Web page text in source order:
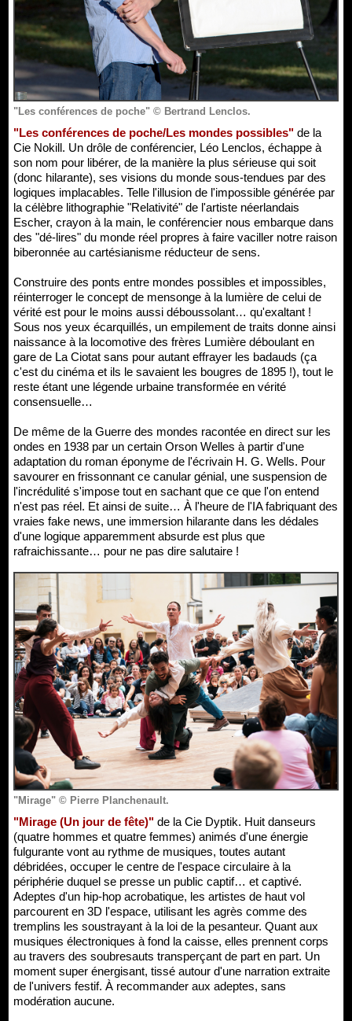
"Les conférences de poche" © Bertrand Lenclos.
"Les conférences de poche/Les mondes possibles" de la
Cie Nokill. Un drôle de conférencier, Léo Lenclos, échappe à
son nom pour libérer, de la manière la plus sérieuse qui soit
(donc hilarante), ses visions du monde sous-tendues par des
logiques implacables. Telle l'illusion de l'impossible générée par
la célèbre lithographie "Relativité" de l'artiste néerlandais
Escher, crayon à la main, le conférencier nous embarque dans
des "dé-lires" du monde réel propres à faire vaciller notre raison
biberonnée au cartésianisme réducteur de sens.
Construire des ponts entre mondes possibles et impossibles,
réinterroger le concept de mensonge à la lumière de celui de
vérité est pour le moins aussi déboussolant… qu'exaltant !
Sous nos yeux écarquillés, un empilement de traits donne ainsi
naissance à la locomotive des frères Lumière déboulant en
gare de La Ciotat sans pour autant effrayer les badauds (ça
c'est du cinéma et ils le savaient les bougres de 1895 !), tout le
reste étant une légende urbaine transformée en vérité
consensuelle…
De même de la Guerre des mondes racontée en direct sur les
ondes en 1938 par un certain Orson Welles à partir d'une
adaptation du roman éponyme de l'écrivain H. G. Wells. Pour
savourer en frissonnant ce canular génial, une suspension de
l'incrédulité s'impose tout en sachant que ce que l'on entend
n'est pas réel. Et ainsi de suite… À l'heure de l'IA fabriquant des
vraies fake news, une immersion hilarante dans les dédales
d'une logique apparemment absurde est plus que
rafraichissante… pour ne pas dire salutaire !
"Mirage" © Pierre Planchenault.
"Mirage (Un jour de fête)" de la Cie Dyptik. Huit danseurs
(quatre hommes et quatre femmes) animés d'une énergie
fulgurante vont au rythme de musiques, toutes autant
débridées, occuper le centre de l'espace circulaire à la
périphérie duquel se presse un public captif… et captivé.
Adeptes d'un hip-hop acrobatique, les artistes de haut vol
parcourent en 3D l'espace, utilisant les agrès comme des
tremplins les soustrayant à la loi de la pesanteur. Quant aux
musiques électroniques à fond la caisse, elles prennent corps
au travers des soubresauts transperçant de part en part. Un
moment super énergisant, tissé autour d'une narration extraite
de l'univers festif. À recommander aux adeptes, sans
modération aucune.